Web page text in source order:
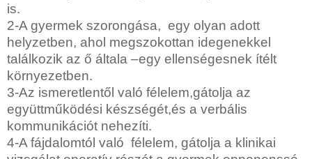
is.
2-A gyermek szorongása, egy olyan adott
helyzetben, ahol megszokottan idegenekkel
találkozik az ő általa –egy ellenségesnek ítélt
környezetben.
3-Az ismeretlentől való félelem,gátolja az
együttműködési készségét,és a verbális
kommunikációt nehezíti.
4-A fájdalomtól való félelem, gátolja a klinikai